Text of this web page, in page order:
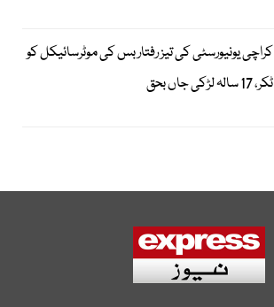
کراچی یونیورسٹی کی تیز رفتار بس کی موٹرسائیکل کو
ٹکر، 17 سالہ لڑکی جاں بحق